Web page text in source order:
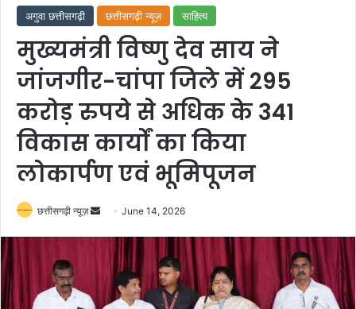
अगुवा छत्तीसगढ़ी छत्तीसगढ़ी न्यूज़ साहित्य
मुख्यमंत्री विष्णु देव साय ने
जांजगीर-चांपा जिले में 295
करोड़ रुपये से अधिक के 341
विकास कार्यों का किया
लोकार्पण एवं भूमिपूजन
छत्तीसगढ़ी न्यूज़
Send
email
June 14, 2026